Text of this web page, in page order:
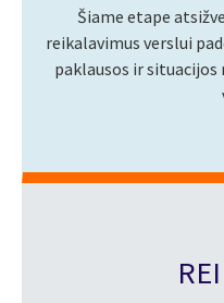
Šiame etape
reikalavimus verslui
paklausos ir situacijos